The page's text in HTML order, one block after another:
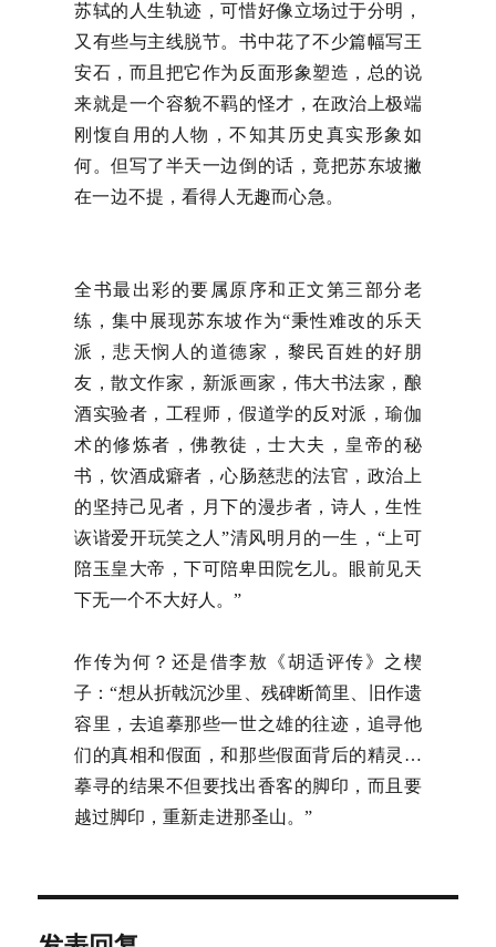
苏轼的人生轨迹，可惜好像立场过于分明，
又有些与主线脱节。书中花了不少篇幅写王
安石，而且把它作为反面形象塑造，总的说
来就是一个容貌不羁的怪才，在政治上极端
刚愎自用的人物，不知其历史真实形象如
何。但写了半天一边倒的话，竟把苏东坡撇
在一边不提，看得人无趣而心急。
全书最出彩的要属原序和正文第三部分老
练，集中展现苏东坡作为“秉性难改的乐天
派，悲天悯人的道德家，黎民百姓的好朋
友，散文作家，新派画家，伟大书法家，酿
酒实验者，工程师，假道学的反对派，瑜伽
术的修炼者，佛教徒，士大夫，皇帝的秘
书，饮酒成癖者，心肠慈悲的法官，政治上
的坚持己见者，月下的漫步者，诗人，生性
诙谐爱开玩笑之人”清风明月的一生，“上可
陪玉皇大帝，下可陪卑田院乞儿。眼前见天
下无一个不大好人。”
作传为何？还是借李敖《胡适评传》之楔
子：“想从折戟沉沙里、残碑断简里、旧作遗
容里，去追摹那些一世之雄的往迹，追寻他
们的真相和假面，和那些假面背后的精灵…
摹寻的结果不但要找出香客的脚印，而且要
越过脚印，重新走进那圣山。”